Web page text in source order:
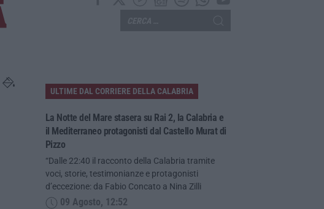
ULTIME DAL CORRIERE DELLA CALABRIA
La Notte del Mare stasera su Rai 2, la Calabria e
il Mediterraneo protagonisti dal Castello Murat di
Pizzo
“Dalle 22:40 il racconto della Calabria tramite
voci, storie, testimonianze e protagonisti
d’eccezione: da Fabio Concato a Nina Zilli
09 Agosto, 12:52